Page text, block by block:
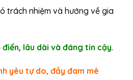
trách nhiệm và hướng về gia
điển, lâu dài và đáng tin cậy.
yêu tự do, đầy đam mê